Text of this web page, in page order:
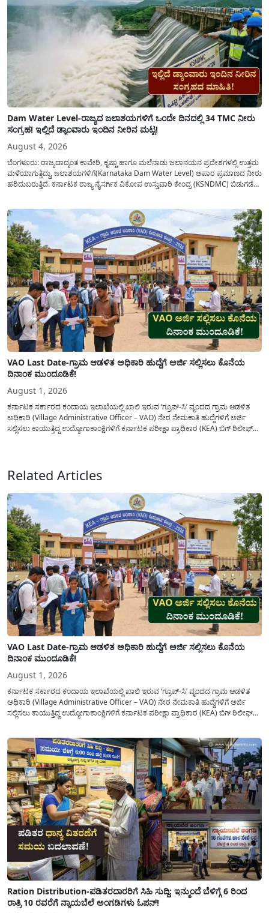
Dam Water Level-ರಾಜ್ಯದ ಜಲಾಶಯಗಳಿಗೆ ಒಂದೇ ದಿನದಲ್ಲಿ 34 TMC ನೀರು
ಸಂಗ್ರಹ! ಇಲ್ಲಿದೆ ಡ್ಯಾಂವಾರು ಇಂದಿನ ನೀರಿನ ಮಟ್ಟ!
August 4, 2026
ಬೆಂಗಳೂರು: ರಾಜ್ಯದಾದ್ಯಂತ ಕಾವೇರಿ, ಕೃಷ್ಣಾ ಹಾಗೂ ಮಲೆನಾಡು ಜಲಾನಯನ ಪ್ರದೇಶಗಳಲ್ಲಿ ಉತ್ತಮ
ಮಳೆಯಾಗುತ್ತಿದ್ದು, ಜಲಾಶಯಗಳಿಗೆ(Karnataka Dam Water Level) ಅಪಾರ ಪ್ರಮಾಣದ ನೀರು
ಹರಿದುಬರುತ್ತಿದೆ. ಕರ್ನಾಟಕ ರಾಜ್ಯ ನೈಸರ್ಗಿಕ ವಿಕೋಪ ಉಸ್ತುವಾರಿ ಕೇಂದ್ರ (KSNDMC) ಬಿಡುಗಡೆ
VAO Last Date-ಗ್ರಾಮ ಆಡಳಿತ ಅಧಿಕಾರಿ ಹುದ್ದೆಗೆ ಅರ್ಜಿ ಸಲ್ಲಿಸಲು ಕೊನೆಯ
ದಿನಾಂಕ ಮುಂದೂಡಿಕೆ!
August 1, 2026
ಕರ್ನಾಟಕ ಸರ್ಕಾರದ ಕಂದಾಯ ಇಲಾಖೆಯಲ್ಲಿ ಖಾಲಿ ಇರುವ ‘ಗ್ರೂಪ್-ಸಿ’ ವೃಂದದ ಗ್ರಾಮ ಆಡಳಿತ
ಅಧಿಕಾರಿ (Village Administrative Officer – VAO) ನೇರ ನೇಮಕಾತಿ ಹುದ್ದೆಗಳಿಗೆ ಅರ್ಜಿ
ಸಲ್ಲಿಸಲು ಕಾಯುತ್ತಿದ್ದ ಉದ್ಯೋಗಾಕಾಂಕ್ಷಿಗಳಿಗೆ ಕರ್ನಾಟಕ ಪರೀಕ್ಷಾ ಪ್ರಾಧಿಕಾರ (KEA) ಬಿಗ್ ರಿಲೀಫ್
Related Articles
VAO Last Date-ಗ್ರಾಮ ಆಡಳಿತ ಅಧಿಕಾರಿ ಹುದ್ದೆಗೆ ಅರ್ಜಿ ಸಲ್ಲಿಸಲು ಕೊನೆಯ
ದಿನಾಂಕ ಮುಂದೂಡಿಕೆ!
August 1, 2026
ಕರ್ನಾಟಕ ಸರ್ಕಾರದ ಕಂದಾಯ ಇಲಾಖೆಯಲ್ಲಿ ಖಾಲಿ ಇರುವ ‘ಗ್ರೂಪ್-ಸಿ’ ವೃಂದದ ಗ್ರಾಮ ಆಡಳಿತ
ಅಧಿಕಾರಿ (Village Administrative Officer – VAO) ನೇರ ನೇಮಕಾತಿ ಹುದ್ದೆಗಳಿಗೆ ಅರ್ಜಿ
ಸಲ್ಲಿಸಲು ಕಾಯುತ್ತಿದ್ದ ಉದ್ಯೋಗಾಕಾಂಕ್ಷಿಗಳಿಗೆ ಕರ್ನಾಟಕ ಪರೀಕ್ಷಾ ಪ್ರಾಧಿಕಾರ (KEA) ಬಿಗ್ ರಿಲೀಫ್
Ration Distribution-ಪಡಿತರದಾರರಿಗೆ ಸಿಹಿ ಸುದ್ದಿ: ಇನ್ಮುಂದೆ ಬೆಳಿಗ್ಗೆ 6 ರಿಂದ
ರಾತ್ರಿ 10 ರವರೆಗೆ ನ್ಯಾಯಬೆಲೆ ಅಂಗಡಿಗಳು ಓಪನ್!